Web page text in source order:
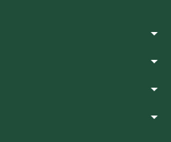
arrow_drop_down
arrow_drop_down
arrow_drop_down
arrow_drop_down